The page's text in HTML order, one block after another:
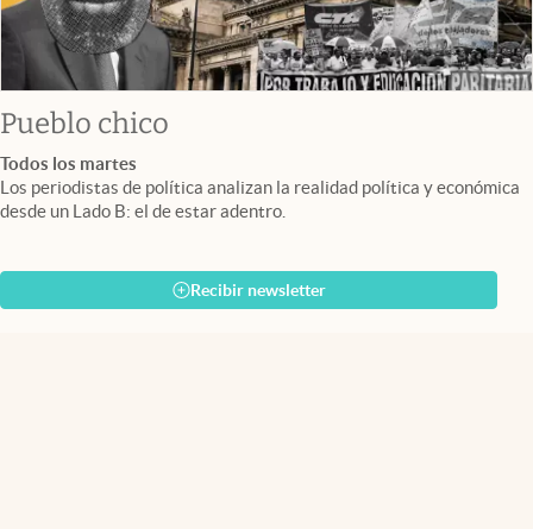
Pueblo chico
Todos los martes
Los periodistas de política analizan la realidad política y económica
desde un Lado B: el de estar adentro.
Recibir newsletter